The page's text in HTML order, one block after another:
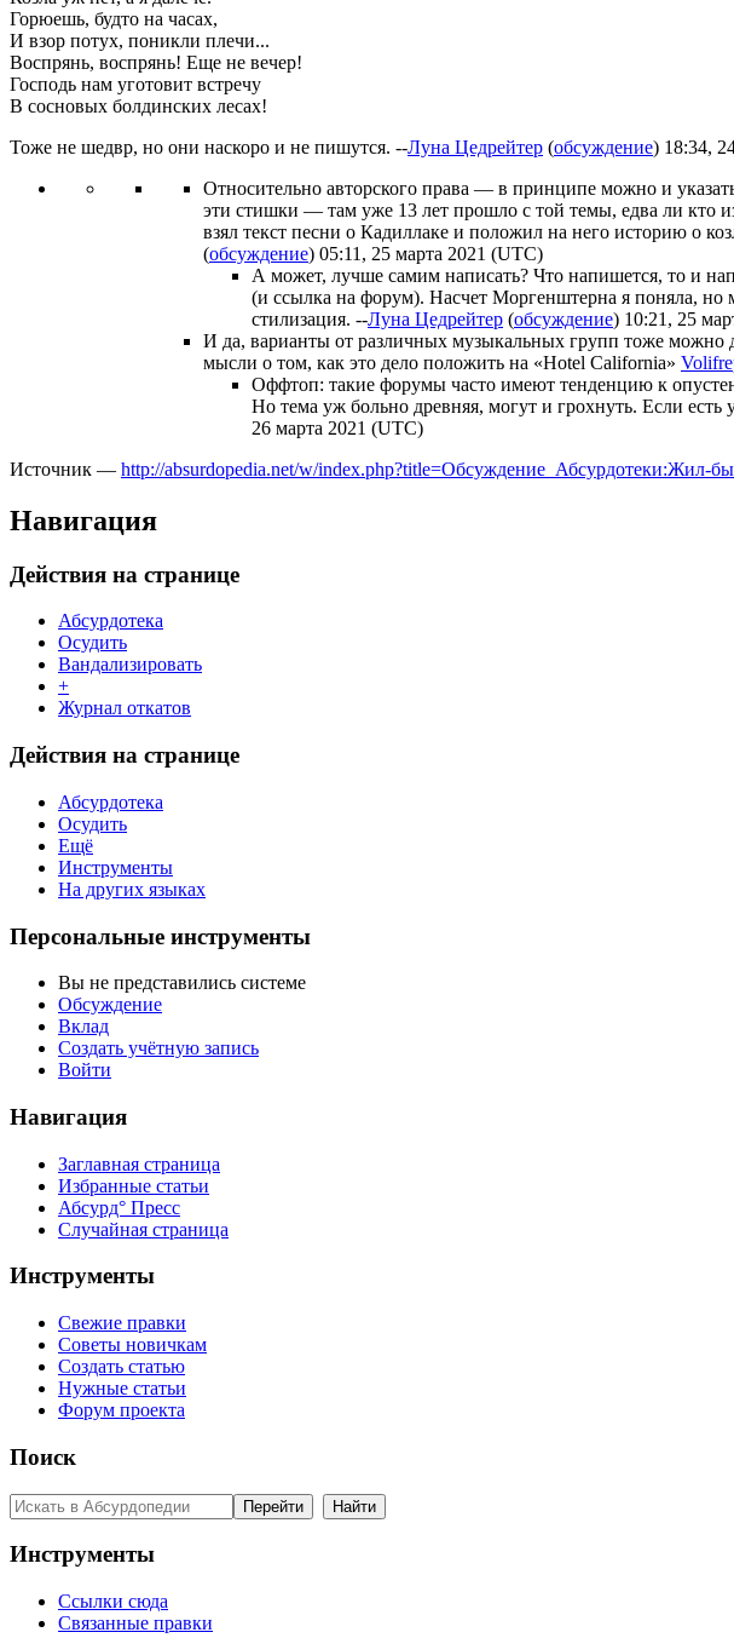
Горюешь, будто на часах,
И взор потух, поникли плечи...
Воспрянь, воспрянь! Еще не вечер!
Господь нам уготовит встречу
В сосновых болдинских лесах!
Тоже не шедвр, но они наскоро и не пишутся. --Луна Цедрейтер (обсуждение) 18:34,
Относительно авторского права — в принципе можно и
эти стишки — там уже 13 лет прошло с той темы, едва ли
взял текст песни о Кадиллаке и положил на него историю о
(обсуждение) 05:11, 25 марта 2021 (UTC)
А может, лучше самим написать? Что напишется, то и
(и ссылка на форум). Насчет Моргенштерна я поняла, но
стилизация. --Луна Цедрейтер (обсуждение) 10:21, 25
И да, варианты от различных музыкальных групп тоже можно
мысли о том, как это дело положить на «Hotel California»
Оффтоп: такие форумы часто имеют тенденцию к
Но тема уж больно древняя, могут и грохнуть. Если
26 марта 2021 (UTC)
Источник — http://absurdopedia.net/w/index.php?title=Обсуждение_Абсурдотеки:Жил-
Навигация
Действия на странице
Абсурдотека
Осудить
Вандализировать
+
Журнал откатов
Действия на странице
Абсурдотека
Осудить
Ещё
Инструменты
На других языках
Персональные инструменты
Вы не представились системе
Обсуждение
Вклад
Создать учётную запись
Войти
Навигация
Заглавная страница
Избранные статьи
Абсурд° Пресс
Случайная страница
Инструменты
Свежие правки
Советы новичкам
Создать статью
Нужные статьи
Форум проекта
Поиск
Инструменты
Ссылки сюда
Связанные правки